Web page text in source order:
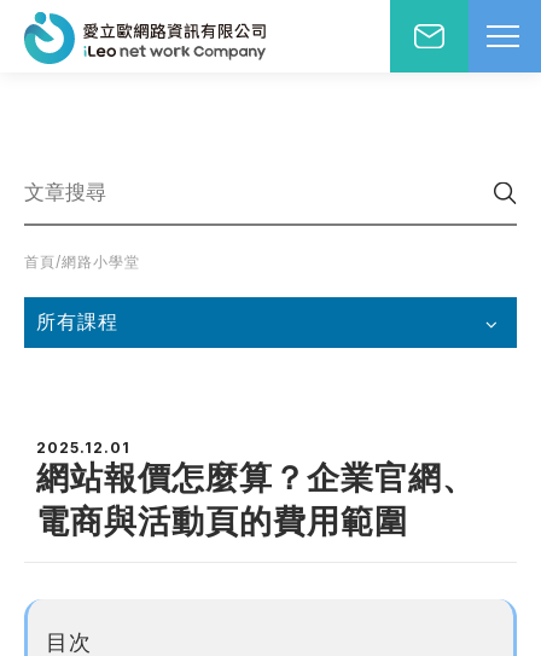
首頁/網路小學堂
所有課程
2025.12.01
網站報價怎麼算？企業官網、
電商與活動頁的費用範圍
目次
人姓名※
先生 小姐
信箱 ※
名稱
小學堂
設計案例
設計報價
架站低成本
式銷售頁
高轉單行銷利器
設計服務